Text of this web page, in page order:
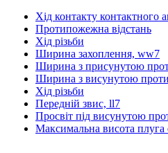
Хід контакту контактного
Протипожежна відстань
Хід різьби
Ширина захоплення, ww7
Ширина з присунутою
Ширина з висунутою
Хід різьби
Передній звис, ll7
Просвіт під висунутою
Максимальна висота плуга